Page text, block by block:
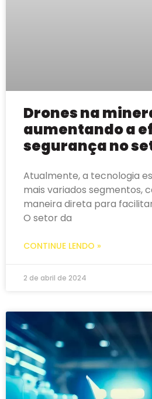
Drones na
aumentando a
segurança no
Atualmente, a tecnologia
mais variados segmentos,
maneira direta para
O setor da
CONTINUE LENDO »
2 de abril de 2024